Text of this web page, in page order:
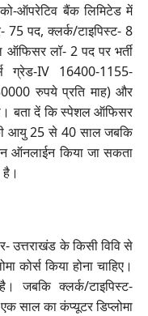
को-ऑपरेटिव बैंक लिमिटेड में
पद, क्लर्क/टाइपिस्ट- 8
लॉ- 2 पद पर भर्ती
ग्रेड-IV 16400-1155-
रुपये प्रति माह) और
बता दें कि स्पेशल ऑफिसर
आयु 25 से 40 साल जबकि
ऑनलाईन किया जा सकता
उत्तराखंड के किसी विवि से
कोर्स किया होना चाहिए।
जबकि क्लर्क/टाइपिस्ट-
साल का कंप्यूटर डिप्लोमा